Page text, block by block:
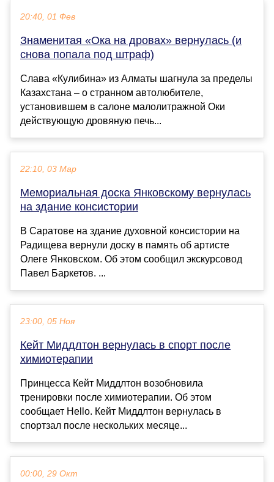
20:40, 01 Фев
Знаменитая «Ока на дровах» вернулась (и
снова попала под штраф)
Слава «Кулибина» из Алматы шагнула за пределы
Казахстана – о странном автолюбителе,
установившем в салоне малолитражной Оки
действующую дровяную печь...
22:10, 03 Мар
Мемориальная доска Янковскому вернулась
на здание консистории
В Саратове на здание духовной консистории на
Радищева вернули доску в память об артисте
Олеге Янковском. Об этом сообщил экскурсовод
Павел Баркетов. ...
23:00, 05 Ноя
Кейт Миддлтон вернулась в спорт после
химиотерапии
Принцесса Кейт Миддлтон возобновила
тренировки после химиотерапии. Об этом
сообщает Hello. Кейт Миддлтон вернулась в
спортзал после нескольких месяце...
00:00, 29 Окт